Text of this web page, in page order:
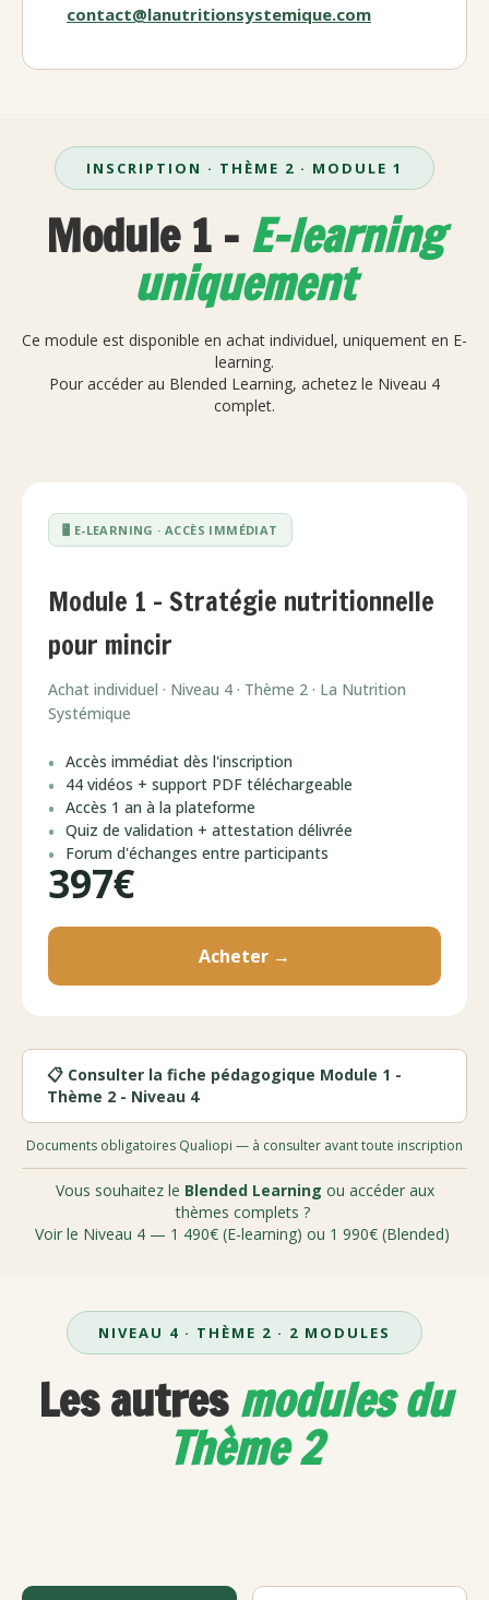
contact@lanutritionsystemique.com
INSCRIPTION · THÈME 2 · MODULE 1
Module 1 - E-learning
uniquement
Ce module est disponible en achat individuel, uniquement en E-
learning.
Pour accéder au Blended Learning, achetez le Niveau 4
complet.
🖥️ E-LEARNING · ACCÈS IMMÉDIAT
Module 1 – Stratégie nutritionnelle
pour mincir
Achat individuel · Niveau 4 · Thème 2 · La Nutrition
Systémique
Accès immédiat dès l'inscription
44 vidéos + support PDF téléchargeable
Accès 1 an à la plateforme
Quiz de validation + attestation délivrée
Forum d'échanges entre participants
397€
Acheter →
📋 Consulter la fiche pédagogique Module 1 -
Thème 2 - Niveau 4
Documents obligatoires Qualiopi — à consulter avant toute inscription
Vous souhaitez le Blended Learning ou accéder aux
thèmes complets ?
Voir le Niveau 4 — 1 490€ (E-learning) ou 1 990€ (Blended)
NIVEAU 4 · THÈME 2 · 2 MODULES
Les autresmodules du
Thème 2